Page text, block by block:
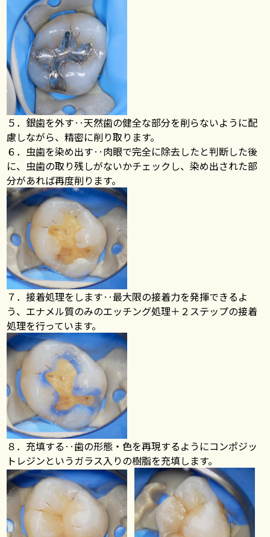
５．銀歯を外す‥天然歯の健全な部分を削らないように配
慮しながら、精密に削り取ります。
６．虫歯を染め出す‥肉眼で完全に除去したと判断した後
に、虫歯の取り残しがないかチェックし、染め出された部
分があれば再度削ります。
７．接着処理をします‥最大限の接着力を発揮できるよ
う、エナメル質のみのエッチング処理＋２ステップの接着
処理を行っています。
８．充填する‥歯の形態・色を再現するようにコンポジッ
トレジンというガラス入りの樹脂を充填します。